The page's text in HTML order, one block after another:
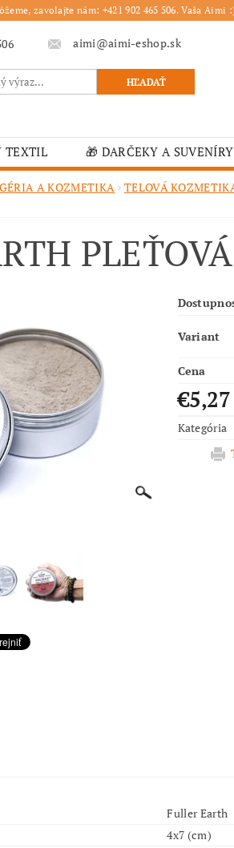
zavolajte nám: +421 902 465 506. Vaša Aimi
aimi@aimi-eshop.sk
TEXTIL 🎁 DARČEKY A SUVENÍRY
TOVAR 🏫 ŠKOLSKÉ
OBJEDNÁVKA
A KOZMETIKA TELOVÁ
Variant
Cena
€5,27
Kategória
Fuller Earth
4x7 (cm)